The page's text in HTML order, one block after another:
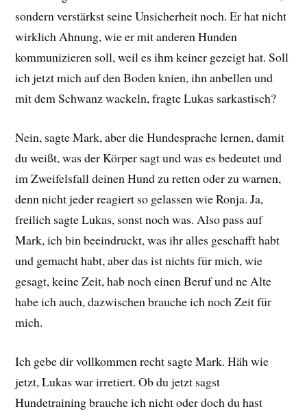
sondern verstärkst seine Unsicherheit noch. Er hat nicht
wirklich Ahnung, wie er mit anderen Hunden
kommunizieren soll, weil es ihm keiner gezeigt hat. Soll
ich jetzt mich auf den Boden knien, ihn anbellen und
mit dem Schwanz wackeln, fragte Lukas sarkastisch?
Nein, sagte Mark, aber die Hundesprache lernen, damit
du weißt, was der Körper sagt und was es bedeutet und
im Zweifelsfall deinen Hund zu retten oder zu warnen,
denn nicht jeder reagiert so gelassen wie Ronja. Ja,
freilich sagte Lukas, sonst noch was. Also pass auf
Mark, ich bin beeindruckt, was ihr alles geschafft habt
und gemacht habt, aber das ist nichts für mich, wie
gesagt, keine Zeit, hab noch einen Beruf und ne Alte
habe ich auch, dazwischen brauche ich noch Zeit für
mich.
Ich gebe dir vollkommen recht sagte Mark. Häh wie
jetzt, Lukas war irretiert. Ob du jetzt sagst
Hundetraining brauche ich nicht oder doch du hast